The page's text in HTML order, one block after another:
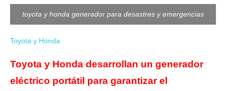
toyota y honda generador para desastres y emergencias
Toyota y Honda
Toyota y Honda desarrollan un generador
eléctrico portátil para garantizar el